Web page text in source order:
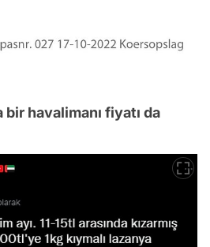
bir havalimanı fiyatı da